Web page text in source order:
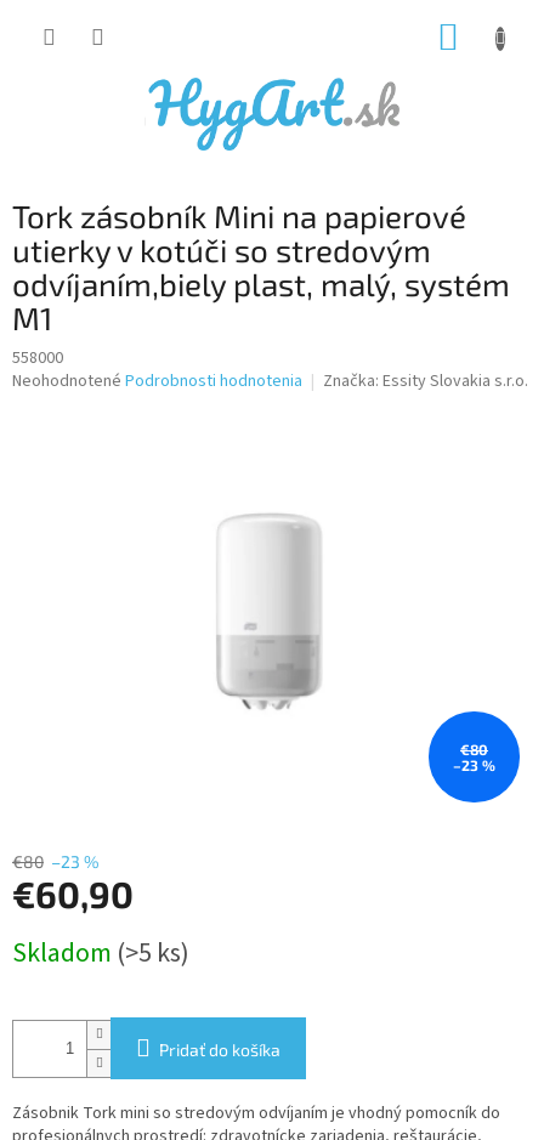
Tork zásobník Mini na papierové
utierky v kotúči so stredovým
odvíjaním,biely plast, malý, systém
M1
558000
Priemerné
Neohodnotené Podrobnosti hodnotenia Značka: Essity Slovakia s.r.o.
€80
–23 %
€80 –23 %
€60,90
cena:
Skladom (>5 ks)
Pridať do košíka
Zásobnik Tork mini so stredovým odvíjaním je vhodný pomocník do